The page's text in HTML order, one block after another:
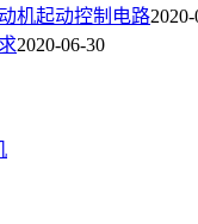
机起动控制电路
2020-06-30